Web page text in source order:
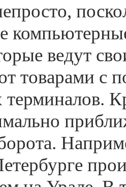
ведут
товарами с